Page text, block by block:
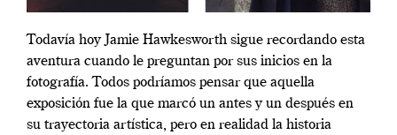
Todavía hoy Jamie Hawkesworth sigue recordando esta
aventura cuando le preguntan por sus inicios en la
fotografía. Todos podríamos pensar que aquella
exposición fue la que marcó un antes y un después en
su trayectoria artística, pero en realidad la historia